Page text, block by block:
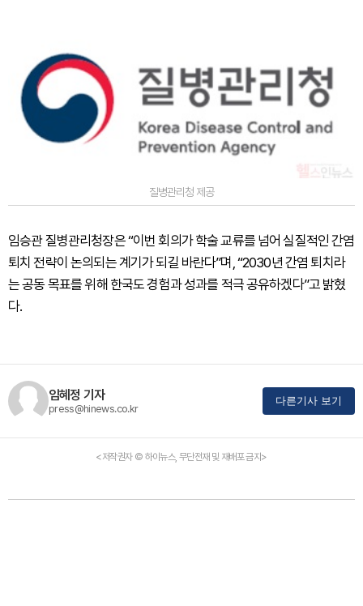
질병관리청 제공
임승관 질병관리청장은 “이번 회의가 학술 교류를 넘어 실질적인 간염
퇴치 전략이 논의되는 계기가 되길 바란다”며, “2030년 간염 퇴치라
는 공동 목표를 위해 한국도 경험과 성과를 적극 공유하겠다”고 밝혔
다.
임혜정 기자
press@hinews.co.kr
다른기사 보기
<저작권자 © 하이뉴스, 무단전재 및 재배포 금지>